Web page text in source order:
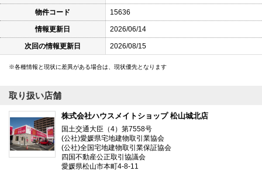
物件コード 15636
情報更新日 2026/06/14
次回の情報更新日 2026/08/15
各種情報と現状に差異がある場合は、現状優先となります
取り扱い店舗
株式会社ハウスメイトショップ 松山城北店
国土交通大臣（4）第7558号
(公社)愛媛県宅地建物取引業協会
(公社)全国宅地建物取引業保証協会
四国不動産公正取引協議会
愛媛県松山市本町4-8-11